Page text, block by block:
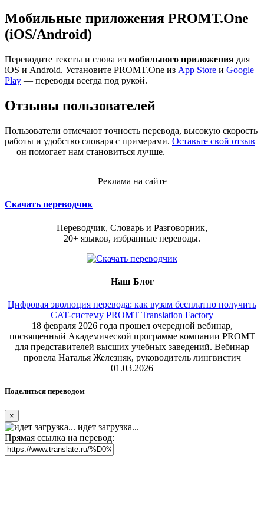
Мобильные приложения PROMT.One
(iOS/Android)
Переводите тексты и слова из мобильного приложения для
iOS и Android. Установите PROMT.One из App Store и Google
Play — переводы всегда под рукой.
Отзывы пользователей
Пользователи отмечают точность перевода, высокую скорость
работы и удобство словаря с примерами. Оставьте свой отзыв
— он помогает нам становиться лучше.
Реклама на сайте
Скачать переводчик
Переводчик, Словарь и Разговорник,
20+ языков, избранные переводы.
Наш Блог
Цифровая эволюция перевода: как вузам бесплатно получить
CAT-систему PROMT Translation Factory
18 февраля 2026 года прошел очередной вебинар,
посвященный Академической программе компании PROMT
для представителей высших учебных заведений. Вебинар
провела Наталья Железняк, руководитель лингвистич
01.03.2026
Поделиться переводом
×
идет загрузка...
Прямая ссылка на перевод: